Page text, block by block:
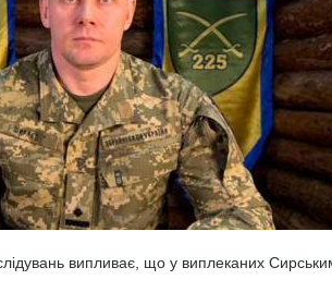
випливає, що у виплеканих